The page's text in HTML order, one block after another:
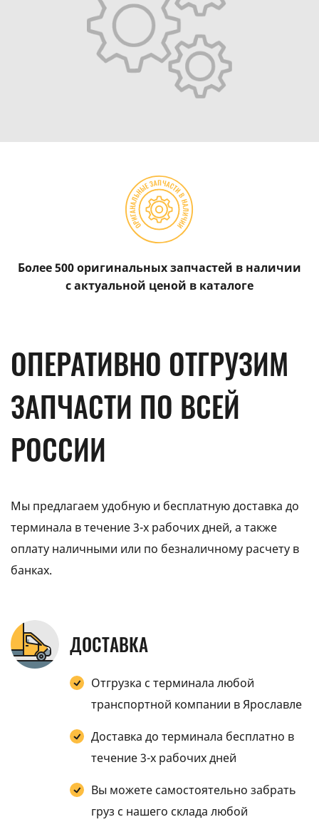
Более 500 оригинальных запчастей в наличии
с актуальной ценой в каталоге
ОПЕРАТИВНО ОТГРУЗИМ
ЗАПЧАСТИ ПО ВСЕЙ
РОССИИ
Мы предлагаем удобную и бесплатную доставка до
терминала в течение 3-х рабочих дней, а также
оплату наличными или по безналичному расчету в
банках.
ДОСТАВКА
Отгрузка с терминала любой
транспортной компании в Ярославле
Доставка до терминала бесплатно в
течение 3-х рабочих дней
Вы можете самостоятельно забрать
груз с нашего склада любой